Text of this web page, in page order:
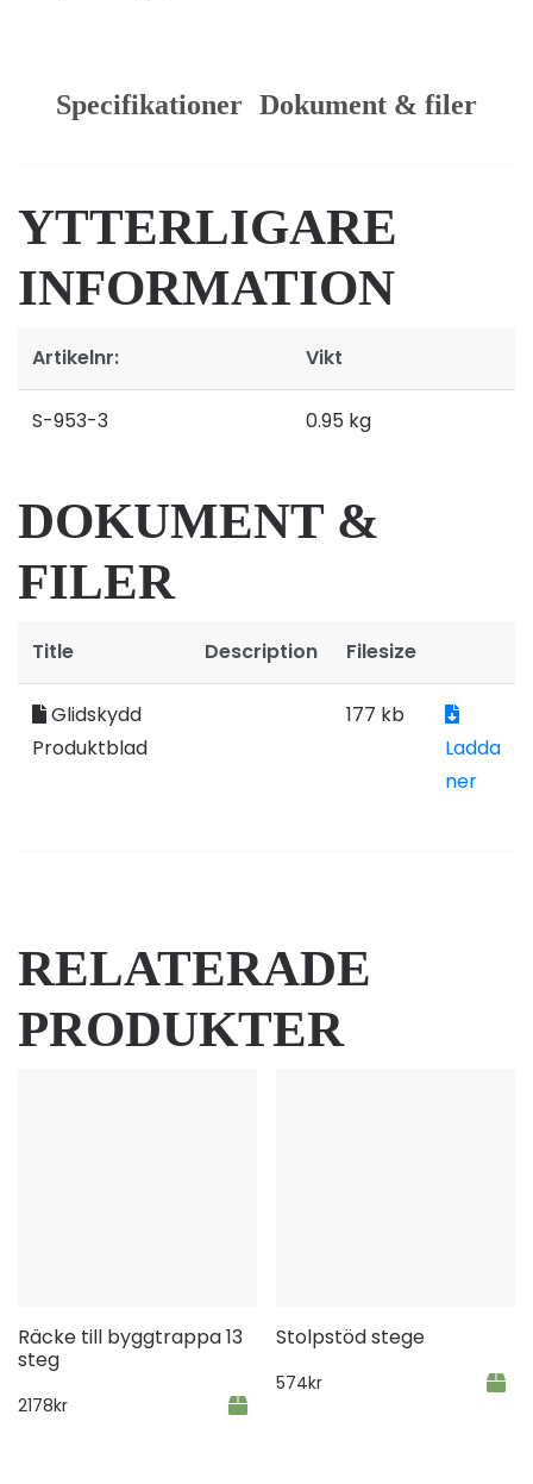
Specifikationer Dokument & filer
YTTERLIGARE
INFORMATION
Artikelnr: Vikt
S-953-3 0.95 kg
DOKUMENT &
FILER
Title Description Filesize
Glidskydd
Produktblad
177 kb
Ladda
ner
RELATERADE
PRODUKTER
Räcke till byggtrappa 13
steg
2178kr
Stolpstöd stege
574kr